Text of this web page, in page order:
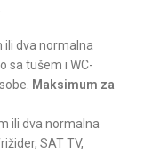
ili dva normalna
sa tušem i WC-
Maksimum za
ili dva normalna
SAT TV,